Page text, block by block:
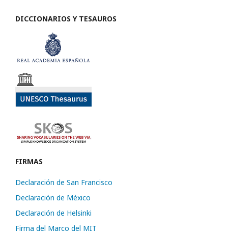
DICCIONARIOS Y TESAUROS
FIRMAS
Declaración de San Francisco
Declaración de México
Declaración de Helsinki
Firma del Marco del MIT